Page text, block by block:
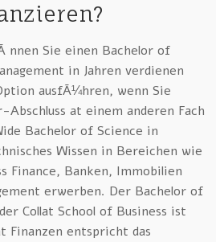
Sie einen Bachelor of
in Jahren verdienen
ausfÃ¼hren, wenn Sie
at einem anderen Fach
Bachelor of Science in
Wissen in Bereichen wie
Finance, Banken, Immobilien
erwerben. Der Bachelor of
Collat School of Business ist
Finanzen entspricht das